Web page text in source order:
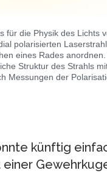
für die Physik des Lichts
polarisierten
eines Rades
Struktur des Strahls
Messungen der
künftig